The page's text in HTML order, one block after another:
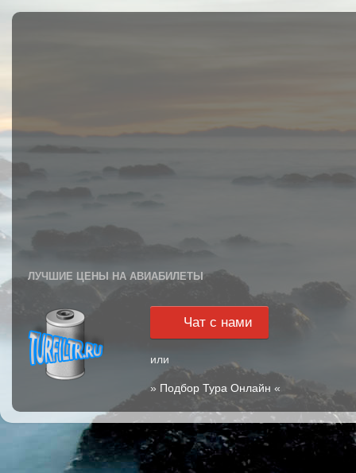
ЛУЧШИЕ ЦЕНЫ НА АВИАБИЛЕТЫ
Чат с нами
или
» Подбор Тура Онлайн «